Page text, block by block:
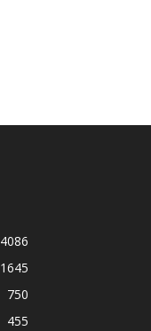
4086
1645
750
455